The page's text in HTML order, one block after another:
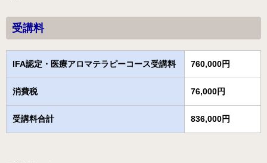
受講料
IFA認定・医療アロマテラピーコース受講料 760,000円
消費税 76,000円
受講料合計 836,000円